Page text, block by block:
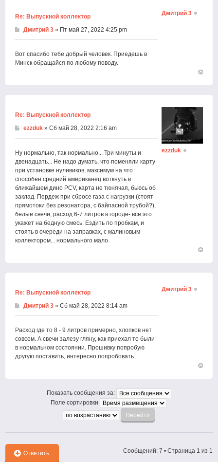
Re: Выпускной коллектор
Дмитрий 3 » Пт май 27, 2022 4:25 pm
Вот спасибо тебе добрый человек. Приедешь в
Минск обращайся по любому поводу.
Дмитрий 3
Re: Выпускной коллектор
ezzduk » Сб май 28, 2022 2:16 am
Ну нормально, так нормально... Три минуты и
двенадцать... Не надо думать, что поменяли карту
при установке нуливиков, максимум на что
способен средний американец воткнуть в
ближайшем дино PCV, карта не тюнячая, бьюсь об
заклад. Пердеж при сбросе газа с нагрузки (стоят
прямотоки без резонатора, с байпасной трубой?),
белые свечи, расход 6-7 литров в городе- все это
укажет на бедную смесь. Ездить по пробкам, и
стоять в очереди на заправках, с малиновым
коллектором... нормального мало.
ezzduk
Re: Выпускной коллектор
Дмитрий 3 » Сб май 28, 2022 8:14 am
Расход где то 8 - 9 литров примерно, хлопков нет
совсем. А свечи залезу гляну, как приехал то были
в нормальном состоянии. Прошивку попробую
другую поставить, интересно попробовать.
Дмитрий 3
Показать сообщения за:
Поле сортировки
Ответить Сообщений: 7 • Страница 1 из 1